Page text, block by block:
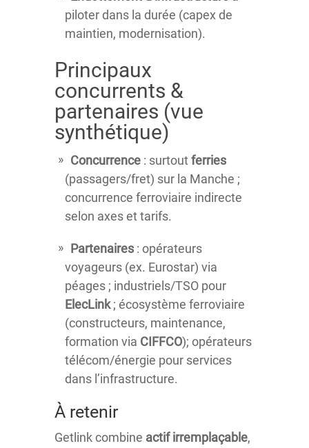
piloter dans la durée (capex de
maintien, modernisation).
Principaux
concurrents &
partenaires (vue
synthétique)
Concurrence : surtoutferries
(passagers/fret) sur la Manche ;
concurrence ferroviaire indirecte
selon axes et tarifs.
Partenaires : opérateurs
voyageurs (ex. Eurostar) via
péages ; industriels/TSO pour
ElecLink; écosystème ferroviaire
(constructeurs, maintenance,
formation via CIFFCO); opérateurs
télécom/énergie pour services
dans l’infrastructure.
À retenir
Getlink combine actif irremplaçable,